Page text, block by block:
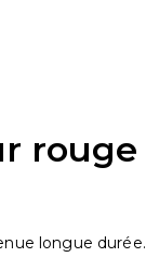
rouge
longue durée.